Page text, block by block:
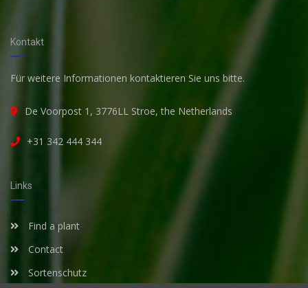
Kontakt
Für weitere Informationen kontaktieren Sie uns bitte.
De Voorpost 1, 3776LL Stroe, the Netherlands
+31 342 444 344
Links
Find a plant
Contact
Sortenschutz